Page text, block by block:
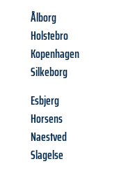
Ålborg
Holstebro
Kopenhagen
Silkeborg
Esbjerg
Horsens
Naestved
Slagelse